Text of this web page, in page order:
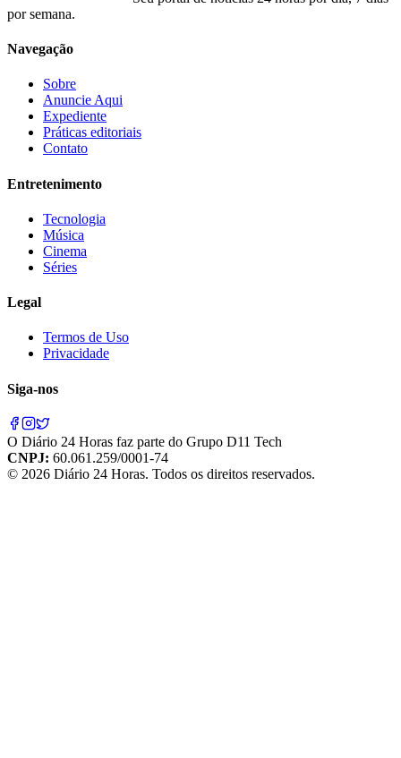
por semana.
Navegação
Sobre
Anuncie Aqui
Expediente
Práticas editoriais
Contato
Entretenimento
Tecnologia
Música
Cinema
Séries
Legal
Termos de Uso
Privacidade
Siga-nos
O Diário 24 Horas faz parte do Grupo D11 Tech
CNPJ: 60.061.259/0001-74
© 2026 Diário 24 Horas. Todos os direitos reservados.